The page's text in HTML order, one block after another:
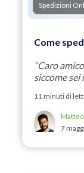
Spedizioni
Come
“Caro
siccome
11 minuti di
7